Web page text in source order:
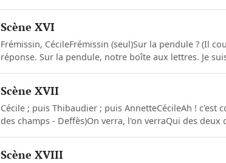
Scène XVI
Frémissin, CécileFrémissin (seul)Sur la pendule ? (Il
réponse. Sur la pendule, notre boîte aux lettres. Je
Scène XVII
Cécile ; puis Thibaudier ; puis AnnetteCécileAh ! c'est
des champs - Deffès)On verra, l'on verraQui des
Scène XVIII